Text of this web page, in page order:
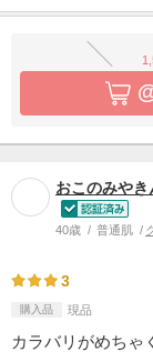
おこのみやき
40歳 普通肌
3
購入品 現品
カラバリがめちゃ